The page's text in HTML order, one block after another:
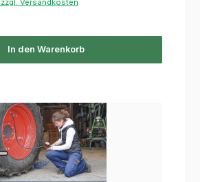
In den Warenkorb